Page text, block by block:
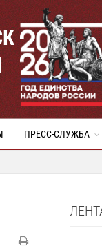
ПРЕСС-СЛУЖБА